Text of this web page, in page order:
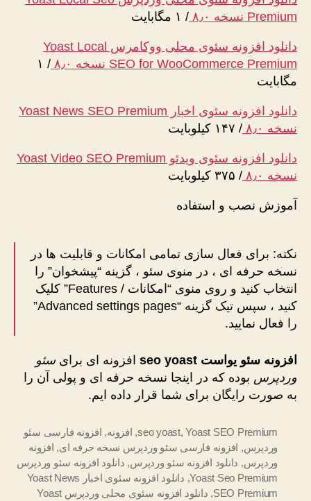
Premium نسخه ۸٫۰
/ ۱ مگابایت
دانلود افزونه سئوی محلی ووکامرس Yoast Local
SEO for WooCommerce Premium نسخه ۸٫۰
/ ۱
مگابایت
دانلود افزونه سئوی اخبار Yoast News SEO Premium
نسخه ۸٫۰
/ ۱۴۷ کیلوبایت
دانلود افزونه سئوی ویدئو Yoast Video SEO Premium
نسخه ۸٫۰
/ ۳۷۵ کیلوبایت
آموزش نصب و استفاده
نکته: برای فعال سازی تمامی امکانات و قابلیت ها در
نسخه حرفه ای ، در منوی سئو ، گزینه “پیشخوان” را
انتخاب کنید و روی منوی “امکانات / Features” کلیک
کنید ، سپس تیک گزینه “Advanced settings pages”
را فعال نمایید.
افزونه سئو یواست seo yoast افزونه ای برایسئو
وردپرس بوده که در اینجا نسخه حرفه ای و پولی آن را
به صورت رایگان برای شما قرار داده ایم.
seo yoast,Yoast SEO Premium
, افزونه, افزونه فارسی سئو
وردپرس, افزونه فارسی سئو وردپرس نسخه حرفه ای, افزونه
وردپرس, دانلود افزونه سئو وردپرس, دانلود افزونه سئو وردپرس
Yoast Seo Premium
,
دانلود افزونه سئوی اخبار Yoast News
SEO Premium
,
دانلود افزونه سئوی محلی وردپرس Yoast